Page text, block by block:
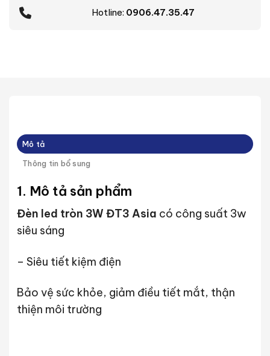
Hotline: 0906.47.35.47
Mô tả
Thông tin bổ sung
1. Mô tả sản phẩm
Đèn led tròn 3W ĐT3 Asia có công suất 3w
siêu sáng
– Siêu tiết kiệm điện
Bảo vệ sức khỏe, giảm điều tiết mắt, thận
thiện môi trường